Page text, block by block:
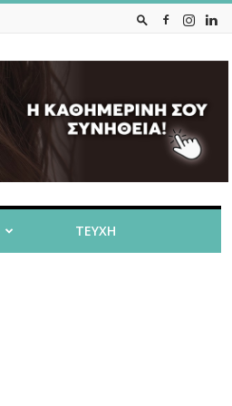
ΤΕΥΧΗ